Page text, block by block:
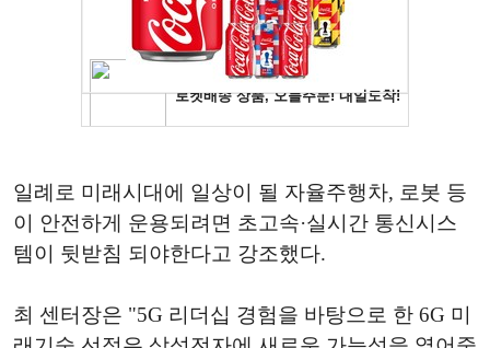
일례로 미래시대에 일상이 될 자율주행차, 로봇 등
이 안전하게 운용되려면 초고속·실시간 통신시스
템이 뒷받침 되야한다고 강조했다.
최 센터장은 "5G 리더십 경험을 바탕으로 한 6G 미